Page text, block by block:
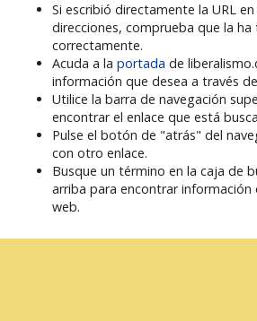
Si escribió directamente la URL
direcciones, comprueba que la ha
correctamente.
Acuda a la portada de
información que desea a través
Utilice la barra de navegación
encontrar el enlace que está
Pulse el botón de "atrás" del
con otro enlace.
Busque un término en la caja de
arriba para encontrar información
web.